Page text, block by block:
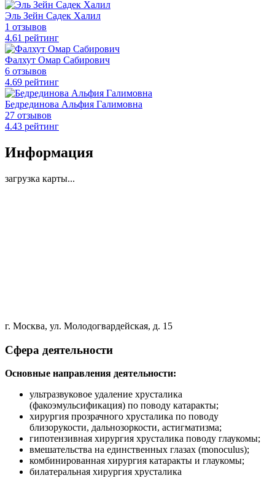
Эль Зейн Садек Халил
1 отзывов
4.61 рейтинг
Фалхут Омар Сабирович
6 отзывов
4.69 рейтинг
Бедрединова Альфия Галимовна
27 отзывов
4.43 рейтинг
Информация
загрузка карты...
г. Москва, ул. Молодогвардейская, д. 15
Сфера деятельности
Основные направления деятельности:
ультразвуковое удаление хрусталика
(факоэмульсификация) по поводу катаракты;
хирургия прозрачного хрусталика по поводу
близорукости, дальнозоркости, астигматизма;
гипотензивная хирургия хрусталика поводу глаукомы;
вмешательства на единственных глазах (monoculus);
комбинированная хирургия катаракты и глаукомы;
билатеральная хирургия хрусталика